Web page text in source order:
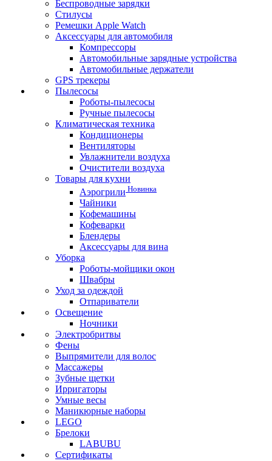
Беспроводные зарядки
Стилусы
Ремешки Apple Watch
Аксессуары для автомобиля
Компрессоры
Автомобильные зарядные устройства
Автомобильные держатели
GPS трекеры
Пылесосы
Роботы-пылесосы
Ручные пылесосы
Климатическая техника
Кондиционеры
Вентиляторы
Увлажнители воздуха
Очистители воздуха
Товары для кухни
Аэрогрили Новинка
Чайники
Кофемашины
Кофеварки
Блендеры
Аксессуары для вина
Уборка
Роботы-мойщики окон
Швабры
Уход за одеждой
Отпариватели
Освещение
Ночники
Электробритвы
Фены
Выпрямители для волос
Массажеры
Зубные щетки
Ирригаторы
Умные весы
Маникюрные наборы
LEGO
Брелоки
LABUBU
Сертификаты